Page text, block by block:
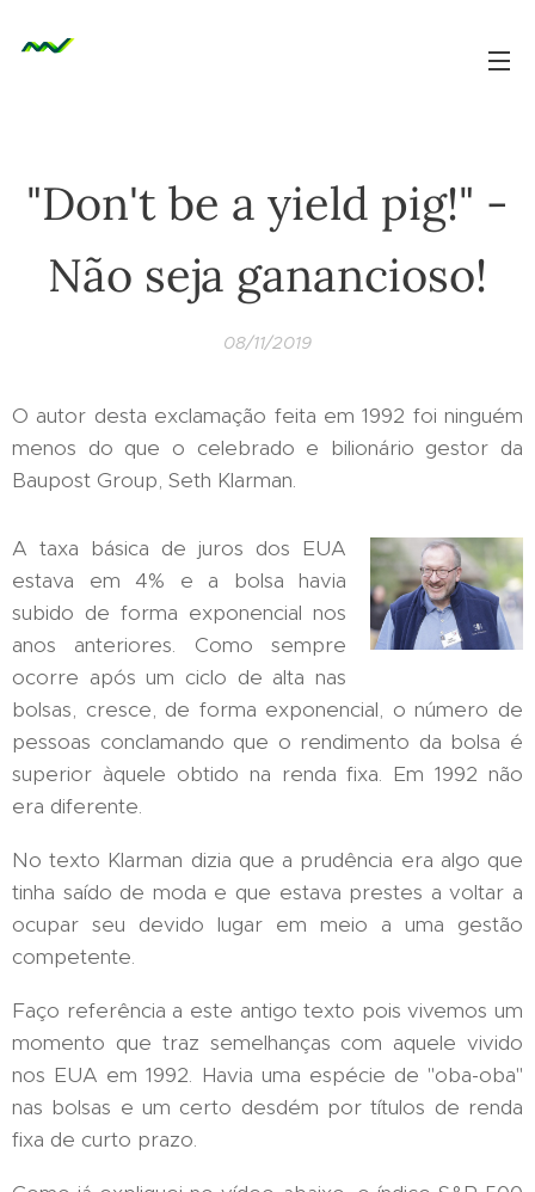
"Don't be a yield pig!" -
Não seja ganancioso!
08/11/2019
O autor desta exclamação feita em 1992 foi ninguém
menos do que o celebrado e bilionário gestor da
Baupost Group, Seth Klarman.
A taxa básica de juros dos EUA
estava em 4% e a bolsa havia
subido de forma exponencial nos
anos anteriores. Como sempre
ocorre após um ciclo de alta nas
bolsas, cresce, de forma exponencial, o número de
pessoas conclamando que o rendimento da bolsa é
superior àquele obtido na renda fixa. Em 1992 não
era diferente.
No texto Klarman dizia que a prudência era algo que
tinha saído de moda e que estava prestes a voltar a
ocupar seu devido lugar em meio a uma gestão
competente.
Faço referência a este antigo texto pois vivemos um
momento que traz semelhanças com aquele vivido
nos EUA em 1992. Havia uma espécie de "oba-oba"
nas bolsas e um certo desdém por títulos de renda
fixa de curto prazo.